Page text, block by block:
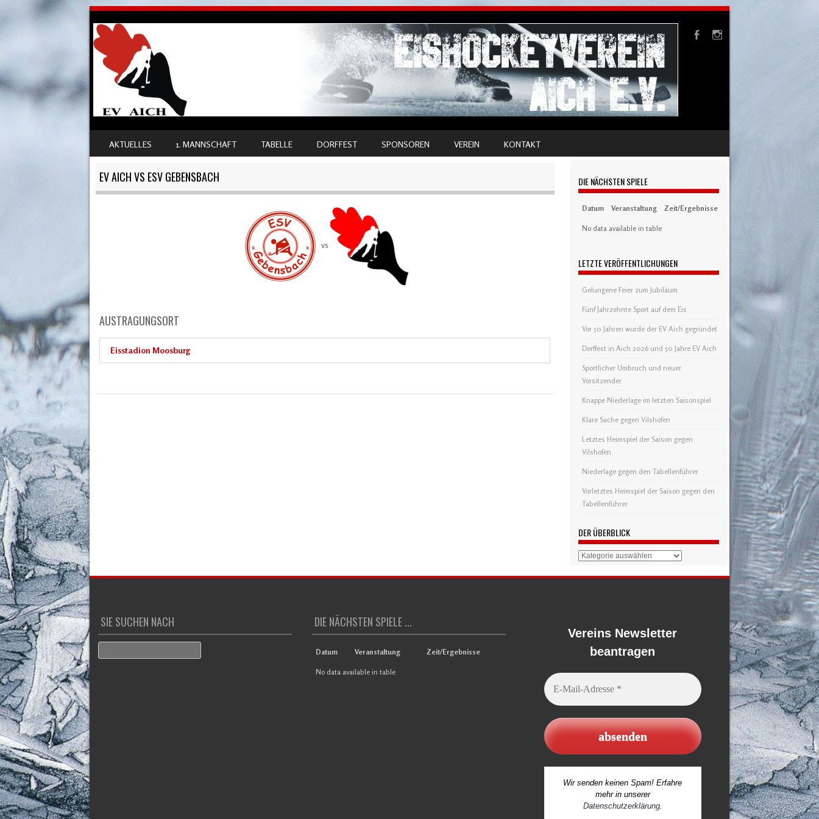
MENU
AKTUELLES 1. MANNSCHAFT TABELLE DORFFEST SPONSOREN VEREIN KONTAKT
EV AICH VS ESV GEBENSBACH
vs
AUSTRAGUNGSORT
Eisstadion Moosburg
DIE NÄCHSTEN SPIELE
Datum Veranstaltung Zeit/Ergebnisse Austragungsort Artikel
No data available in table
LETZTE VERÖFFENTLICHUNGEN
Gelungene Feier zum Jubiläum
Fünf Jahrzehnte Sport auf dem Eis
Vor 50 Jahren wurde der EV Aich gegründet
Dorffest in Aich 2026 und 50 Jahre EV Aich
Sportlicher Umbruch und neuer
Vorsitzender
Knappe Niederlage im letzten Saisonspiel
Klare Sache gegen Vilshofen
Letztes Heimspiel der Saison gegen
Vilshofen
Niederlage gegen den Tabellenführer
Vorletztes Heimspiel der Saison gegen den
Tabellenführer
DER ÜBERBLICK
Der
SIE SUCHEN NACH DIE NÄCHSTEN SPIELE ...
Datum Veranstaltung Zeit/Ergebnisse
No data available in table
Vereins Newsletter
beantragen
Wir senden keinen Spam! Erfahre
mehr in unserer
Datenschutzerklärung.